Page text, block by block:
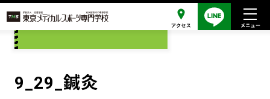
添付ファイル
9_29_鍼灸